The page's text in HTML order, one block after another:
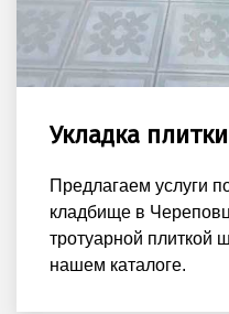
Укладка плитки
Предлагаем услуги
кладбище в
тротуарной плиткой
нашем каталоге.